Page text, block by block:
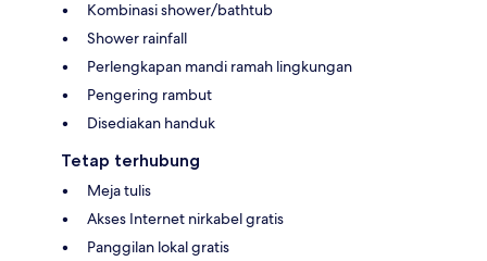
Kombinasi shower/bathtub
Shower rainfall
Perlengkapan mandi ramah lingkungan
Pengering rambut
Disediakan handuk
Tetap terhubung
Meja tulis
Akses Internet nirkabel gratis
Panggilan lokal gratis